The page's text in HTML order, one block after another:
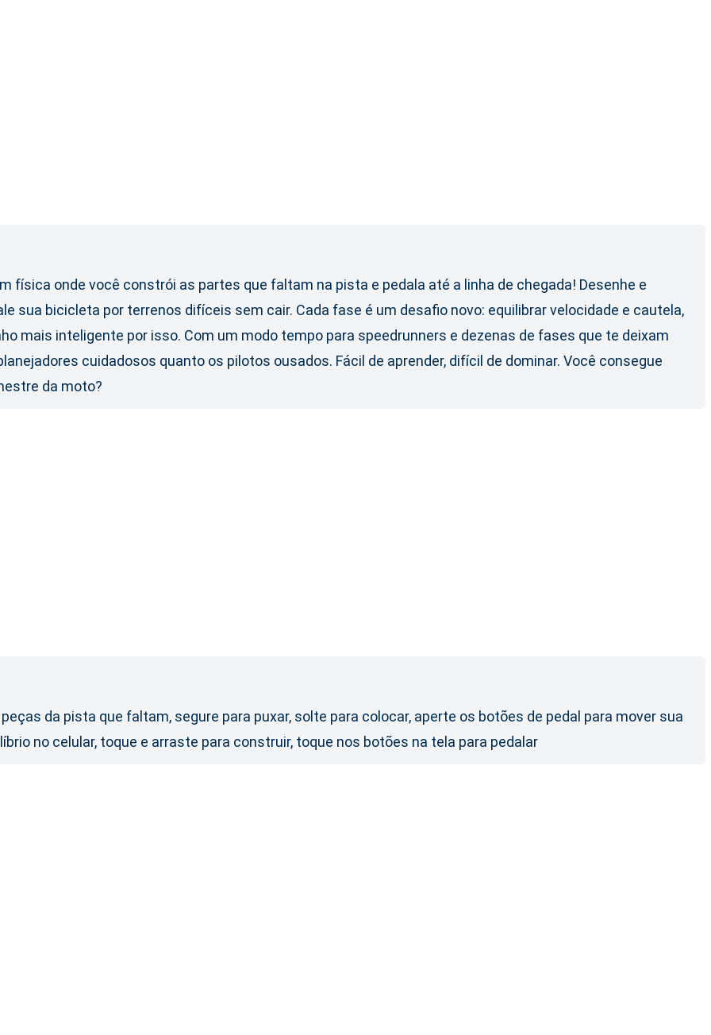
física onde você constrói as partes que faltam na pista e pedala até a linha de chegada! Desenhe e
sua bicicleta por terrenos difíceis sem cair. Cada fase é um desafio novo: equilibrar velocidade e cautela,
mais inteligente por isso. Com um modo tempo para speedrunners e dezenas de fases que te deixam
cuidadosos quanto os pilotos ousados. Fácil de aprender, difícil de dominar. Você consegue
da moto?
da pista que faltam, segure para puxar, solte para colocar, aperte os botões de pedal para mover sua
no celular, toque e arraste para construir, toque nos botões na tela para pedalar